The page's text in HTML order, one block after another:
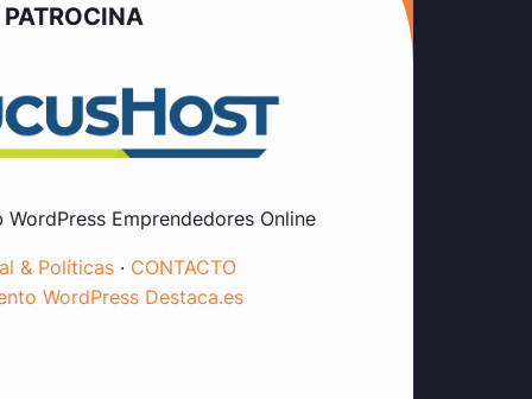
PATROCINA
Emprendedores Online
& Políticas · CONTACTO
WordPress Destaca.es